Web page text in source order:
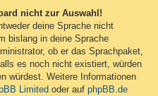
nicht zur Auswahl!
deine Sprache nicht
bislang in deine Sprache
ob er das Sprachpaket,
es noch nicht existiert, würden
würdest. Weitere Informationen
Limited oder auf phpBB.de